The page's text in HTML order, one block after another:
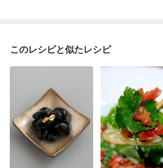
このレシピと似たレシピ